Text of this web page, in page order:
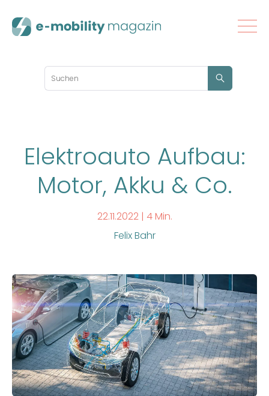
Elektroauto Aufbau:
Motor, Akku & Co.
22.11.2022 | 4 Min.
Felix Bahr